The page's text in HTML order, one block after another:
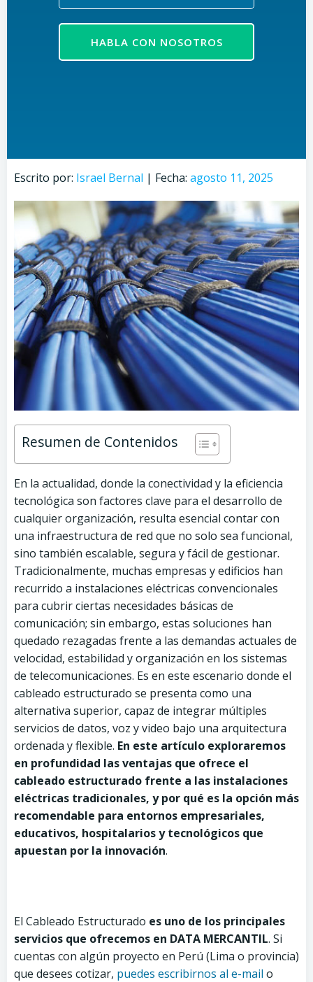
HABLA CON NOSOTROS
Escrito por: Israel Bernal | Fecha: agosto 11, 2025
Resumen de Contenidos
En la actualidad, donde la conectividad y la eficiencia
tecnológica son factores clave para el desarrollo de
cualquier organización, resulta esencial contar con
una infraestructura de red que no solo sea funcional,
sino también escalable, segura y fácil de gestionar.
Tradicionalmente, muchas empresas y edificios han
recurrido a instalaciones eléctricas convencionales
para cubrir ciertas necesidades básicas de
comunicación; sin embargo, estas soluciones han
quedado rezagadas frente a las demandas actuales de
velocidad, estabilidad y organización en los sistemas
de telecomunicaciones. Es en este escenario donde el
cableado estructurado se presenta como una
alternativa superior, capaz de integrar múltiples
servicios de datos, voz y video bajo una arquitectura
ordenada y flexible. En este artículo exploraremos
en profundidad las ventajas que ofrece el
cableado estructurado frente a las instalaciones
eléctricas tradicionales, y por qué es la opción más
recomendable para entornos empresariales,
educativos, hospitalarios y tecnológicos que
apuestan por la innovación.
El Cableado Estructurado es uno de los principales
servicios que ofrecemos en DATA MERCANTIL. Si
cuentas con algún proyecto en Perú (Lima o provincia)
que desees cotizar, puedes escribirnos al e-mail o